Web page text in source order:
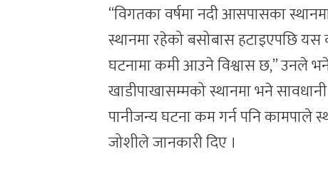
“विगतका वर्षमा नदी आसपासका
स्थानमा रहेको बसोबास हटाइएपछि
घटनामा कमी आउने विश्वास छ,” उनले
खाडीपाखासम्मको स्थानमा भने
पानीजन्य घटना कम गर्न पनि कामपाले
जोशीले जानकारी दिए ।